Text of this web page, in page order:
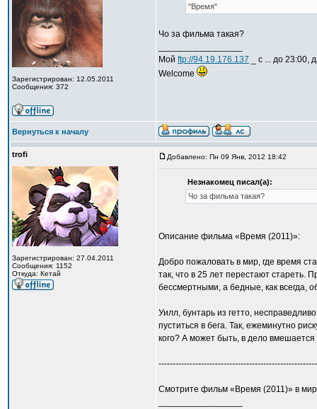
Зарегистрирован: 12.05.2011
Сообщения: 372
"Время"
Чо за фильма такая?
Мой ftp://94.19.176.137 _ с ... до 23:00,
Welcome
Вернуться к началу
trofi
Зарегистрирован: 27.04.2011
Сообщения: 1152
Откуда: Кетай
Добавлено: Пн 09 Янв, 2012 18:42
Незнакомец писал(а):
Чо за фильма такая?
Описание фильма «Время (2011)»:
Добро пожаловать в мир, где время
так, что в 25 лет перестают стареть.
бессмертными, а бедные, как всегда,
Уилл, бунтарь из гетто,
пуститься в бега. Так, ежеминутно
кого? А может быть, в дело вмешается
Смотрите фильм «Время (2011)» в